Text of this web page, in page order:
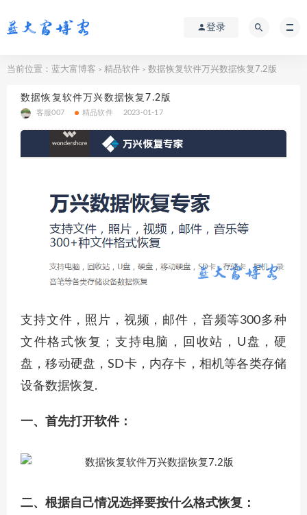
登录
当前位置： 蓝大富博客 > 精品软件 > 数据恢复软件万兴数据恢复7.2版
数据恢复软件万兴数据恢复7.2版
客服007 精品软件 2023-01-17
支持文件，照片，视频，邮件，音频等300多种
文件格式恢复；支持电脑，回收站，U盘，硬
盘，移动硬盘，SD卡，内存卡，相机等各类存储
设备数据恢复.
一、首先打开软件：
二、根据自己情况选择要按什么格式恢复：